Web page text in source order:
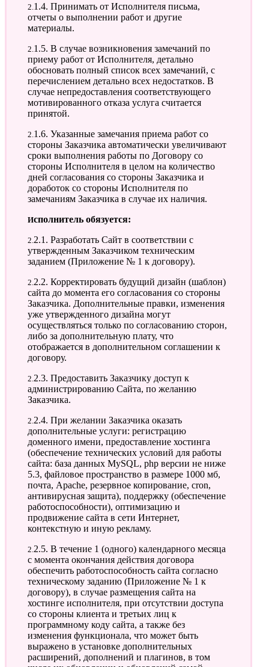
2.1.4. Принимать от Исполнителя письма,
отчеты о выполнении работ и другие
материалы.
2.1.5. В случае возникновения замечаний по
приему работ от Исполнителя, детально
обосновать полный список всех замечаний, с
перечислением детально всех недостатков. В
случае непредоставления соответствующего
мотивированного отказа услуга считается
принятой.
2.1.6. Указанные замечания приема работ со
стороны Заказчика автоматически увеличивают
сроки выполнения работы по Договору со
стороны Исполнителя в целом на количество
дней согласования со стороны Заказчика и
доработок со стороны Исполнителя по
замечаниям Заказчика в случае их наличия.
Исполнитель обязуется:
2.2.1. Разработать Сайт в соответствии с
утвержденным Заказчиком техническим
заданием (Приложение № 1 к договору).
2.2.2. Корректировать будущий дизайн (шаблон)
сайта до момента его согласования со стороны
Заказчика. Дополнительные правки, изменения
уже утвержденного дизайна могут
осуществляться только по согласованию сторон,
либо за дополнительную плату, что
отображается в дополнительном соглашении к
договору.
2.2.3. Предоставить Заказчику доступ к
администрированию Сайта, по желанию
Заказчика.
2.2.4. При желании Заказчика оказать
дополнительные услуги: регистрацию
доменного имени, предоставление хостинга
(обеспечение технических условий для работы
сайта: база данных MySQL, php версии не ниже
5.3, файловое пространство в размере 1000 мб,
почта, Apache, резервное копирование, cron,
антивирусная защита), поддержку (обеспечение
работоспособности), оптимизацию и
продвижение сайта в сети Интернет,
контекстную и иную рекламу.
2.2.5. В течение 1 (одного) календарного месяца
с момента окончания действия договора
обеспечить работоспособность сайта согласно
техническому заданию (Приложение № 1 к
договору), в случае размещения сайта на
хостинге исполнителя, при отсутствии доступа
со стороны клиента и третьих лиц к
программному коду сайта, а также без
изменения функционала, что может быть
выражено в установке дополнительных
расширений, дополнений и плагинов, в том